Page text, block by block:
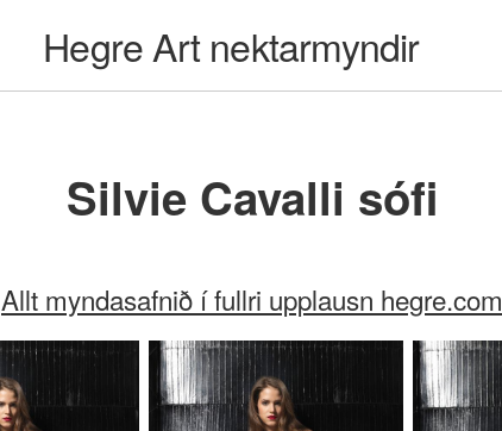
Hegre Art nektarmyndir
Silvie Cavalli sófi
Allt myndasafnið í fullri upplausn hegre.com